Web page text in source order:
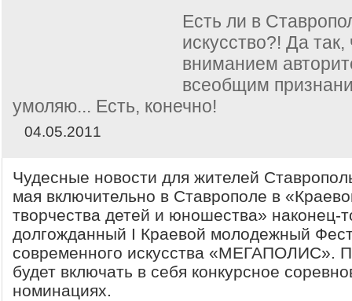
Есть ли в
искусство?! Да
вниманием
всеобщим
умоляю... Есть, конечно!
04.05.2011
Чудесные новости для жителей
мая включительно в Ставрополе в
творчества детей и юношества» наконец-
долгожданный I Краевой молодежный
современного искусства «МЕГАПОЛИС».
будет включать в себя конкурсное
номинациях.